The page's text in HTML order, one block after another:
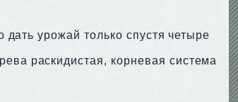
урожай только спустя четыре
раскидистая, корневая система